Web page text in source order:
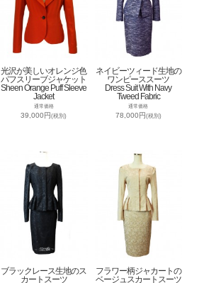
光沢が美しいオレンジ色
パフスリーブジャケット
Sheen Orange Puff Sleeve
Jacket
通常価格
39,000円(税別)
ネイビーツィード生地の
ワンピーススーツ
Dress Suit With Navy
Tweed Fabric
通常価格
78,000円(税別)
ブラックレース生地のス
カートスーツ
フラワー柄ジャカートの
ベージュスカートスーツ